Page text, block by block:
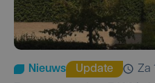
Nieuws Update